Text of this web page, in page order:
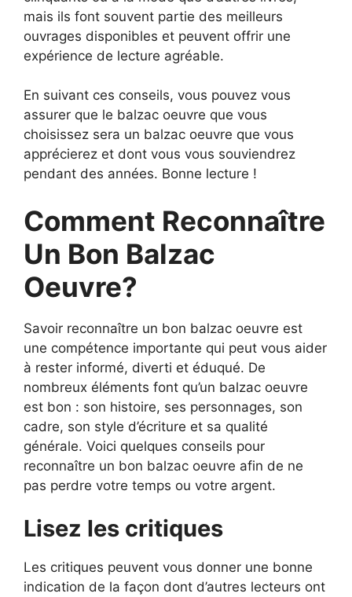
mais ils font souvent partie des meilleurs
ouvrages disponibles et peuvent offrir une
expérience de lecture agréable.
En suivant ces conseils, vous pouvez vous
assurer que le balzac oeuvre que vous
choisissez sera un balzac oeuvre que vous
apprécierez et dont vous vous souviendrez
pendant des années. Bonne lecture !
Comment Reconnaître
Un Bon Balzac
Oeuvre?
Savoir reconnaître un bon balzac oeuvre est
une compétence importante qui peut vous aider
à rester informé, diverti et éduqué. De
nombreux éléments font qu’un balzac oeuvre
est bon : son histoire, ses personnages, son
cadre, son style d’écriture et sa qualité
générale. Voici quelques conseils pour
reconnaître un bon balzac oeuvre afin de ne
pas perdre votre temps ou votre argent.
Lisez les critiques
Les critiques peuvent vous donner une bonne
indication de la façon dont d’autres lecteurs ont